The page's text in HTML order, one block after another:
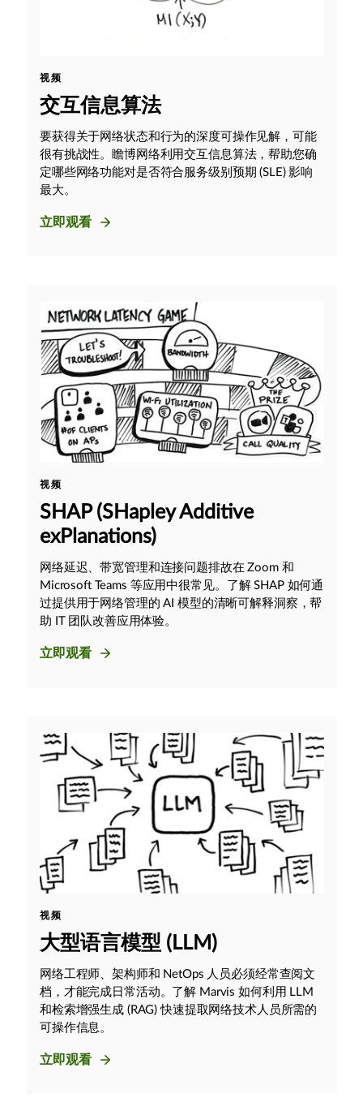
视频
交互信息算法
要获得关于网络状态和行为的深度可操作见解，可能
很有挑战性。瞻博网络利用交互信息算法，帮助您确
定哪些网络功能对是否符合服务级别预期 (SLE) 影响
最大。
立即观看
视频
SHAP (SHapley Additive
exPlanations)
网络延迟、带宽管理和连接问题排故在 Zoom 和
Microsoft Teams 等应用中很常见。了解 SHAP 如何通
过提供用于网络管理的 AI 模型的清晰可解释洞察，帮
助 IT 团队改善应用体验。
立即观看
视频
大型语言模型 (LLM)
网络工程师、架构师和 NetOps 人员必须经常查阅文
档，才能完成日常活动。了解 Marvis 如何利用 LLM
和检索增强生成 (RAG) 快速提取网络技术人员所需的
可操作信息。
立即观看